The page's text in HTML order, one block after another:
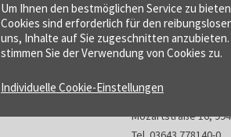
f:data GmbH
Mozartstraße 16,
Um Ihnen den bestmöglichen Service zu
Cookies sind erforderlich für den
uns, Inhalte auf Sie zugeschnitten
stimmen Sie der Verwendung von Cookies zu.
Individuelle Cookie-Einstellungen